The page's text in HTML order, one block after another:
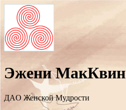
Эжени МакКвин
ДAO Женской Мудрости